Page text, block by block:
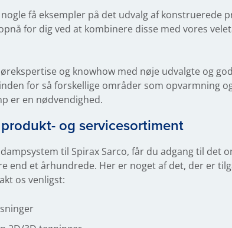
få eksempler på det udvalg af konstruerede
for dig ved at kombinere disse med vores
og knowhow med nøje udvalgte og
for så forskellige områder som opvarmning
er en nødvendighed.
og servicesortiment
til Spirax Sarco, får du adgang til det
end et århundrede. Her er noget af det, der er
os venligst: